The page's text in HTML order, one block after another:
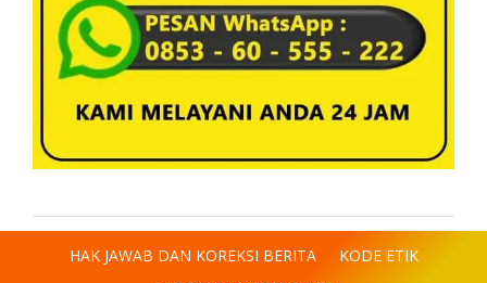
HAK JAWAB DAN KOREKSI BERITA
KODE ETIK